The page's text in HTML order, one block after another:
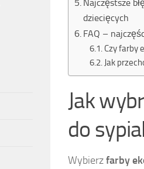
Najczęstsze
dziecięcych
FAQ –
Czy farby
Jak
Jak
do
Wybierzfarby